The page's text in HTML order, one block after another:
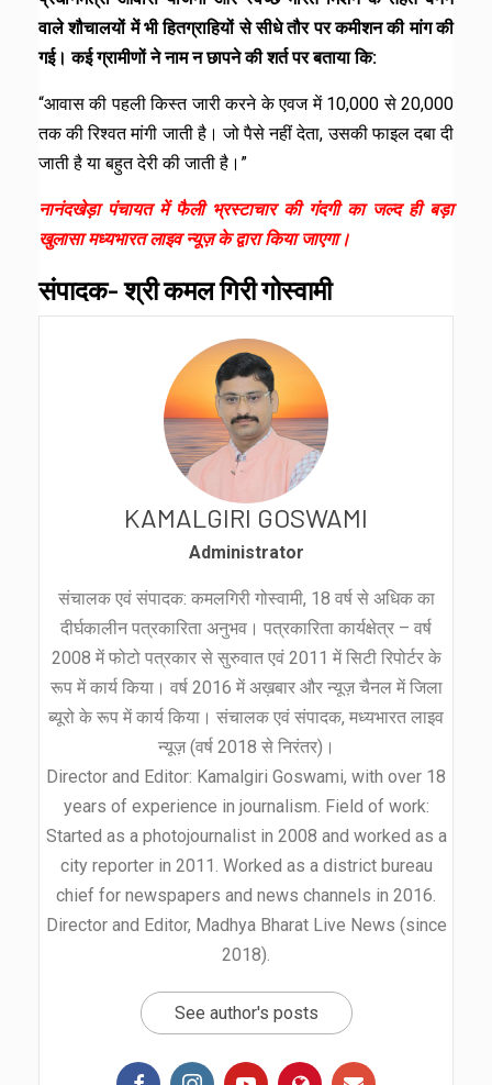
वाले शौचालयों में भी हितग्राहियों से सीधे तौर पर कमीशन की मांग की
गई। कई ग्रामीणों ने नाम न छापने की शर्त पर बताया कि:
“आवास की पहली किस्त जारी करने के एवज में ₹10,000 से ₹20,000
तक की रिश्वत मांगी जाती है। जो पैसे नहीं देता, उसकी फाइल दबा दी
जाती है या बहुत देरी की जाती है।”
नानंदखेड़ा पंचायत में फैली भ्रस्टाचार की गंदगी का जल्द ही बड़ा
खुलासा मध्यभारत लाइव न्यूज़ के द्वारा किया जाएगा।
संपादक- श्री कमल गिरी गोस्वामी
KAMALGIRI GOSWAMI
Administrator
संचालक एवं संपादक: कमलगिरी गोस्वामी, 18 वर्ष से अधिक का
दीर्घकालीन पत्रकारिता अनुभव। पत्रकारिता कार्यक्षेत्र – वर्ष
2008 में फोटो पत्रकार से सुरुवात एवं 2011 में सिटी रिपोर्टर के
रूप में कार्य किया। वर्ष 2016 में अख़बार और न्यूज़ चैनल में जिला
ब्यूरो के रूप में कार्य किया। संचालक एवं संपादक, मध्यभारत लाइव
न्यूज़ (वर्ष 2018 से निरंतर)।
Director and Editor: Kamalgiri Goswami, with over 18
years of experience in journalism. Field of work:
Started as a photojournalist in 2008 and worked as a
city reporter in 2011. Worked as a district bureau
chief for newspapers and news channels in 2016.
Director and Editor, Madhya Bharat Live News (since
2018).
See author's posts